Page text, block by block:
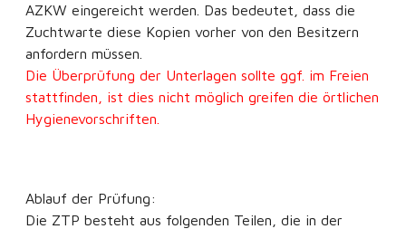
AZKW eingereicht werden. Das bedeutet, dass die
Zuchtwarte diese Kopien vorher von den Besitzern
anfordern müssen.
Die Überprüfung der Unterlagen sollte ggf. im Freien
stattfinden, ist dies nicht möglich greifen die örtlichen
Hygienevorschriften.
Ablauf der Prüfung:
Die ZTP besteht aus folgenden Teilen, die in der